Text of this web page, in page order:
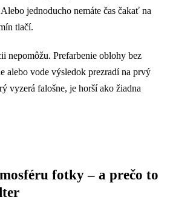
jednoducho nemáte čas čakať na
tlačí.
nepomôžu. Prefarbenie oblohy bez
alebo vode výsledok prezradí na prvý
vyzerá falošne, je horší ako žiadna
fotky – a prečo to